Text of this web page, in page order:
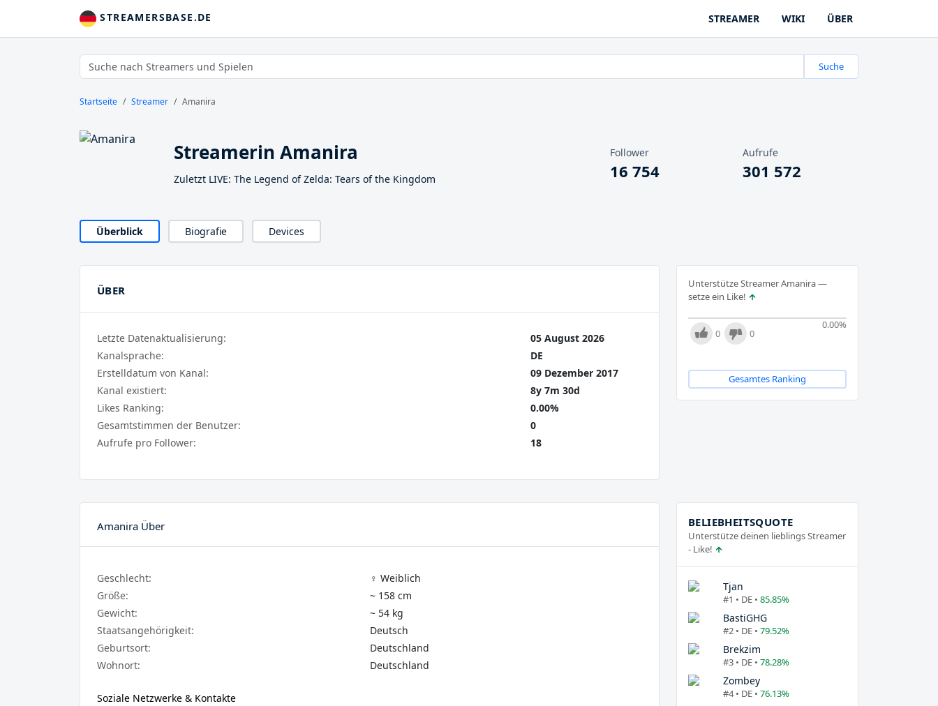
STREAMERSBASE.DE STREAMER WIKI ÜBER
Suche
Startseite Streamer Amanira
Streamerin Amanira
Zuletzt LIVE: The Legend of Zelda: Tears of the Kingdom
Follower
16 754
Aufrufe
301 572
Überblick Biografie Devices
Unterstütze Streamer Amanira —
setze ein Like!
0.00%
0 0
Gesamtes Ranking
ÜBER
Letzte Datenaktualisierung:
05 August 2026
Kanalsprache:
DE
Erstelldatum von Kanal:
09 Dezember 2017
Kanal existiert:
8y 7m 30d
Likes Ranking:
0.00%
Gesamtstimmen der Benutzer:
0
Aufrufe pro Follower:
18
Amanira Über
Geschlecht:
♀️ Weiblich
Größe:
~ 158 cm
Gewicht:
~ 54 kg
Staatsangehörigkeit:
Deutsch
Geburtsort:
Deutschland
Wohnort:
Deutschland
Soziale Netzwerke & Kontakte
BELIEBHEITSQUOTE
Unterstütze deinen lieblings Streamer
- Like!
Tjan
#1 • DE • 85.85%
BastiGHG
#2 • DE • 79.52%
Brekzim
#3 • DE • 78.28%
Zombey
#4 • DE • 76.13%